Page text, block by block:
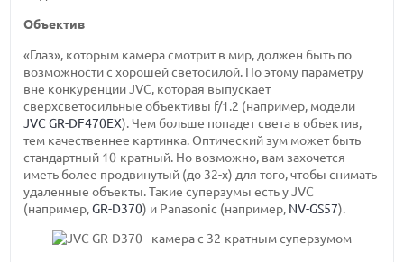
Объектив
«Глаз», которым камера смотрит в мир, должен быть по
возможности с хорошей светосилой. По этому параметру
вне конкуренции JVC, которая выпускает
сверхсветосильные объективы f/1.2 (например, модели
JVC GR-DF470EX). Чем больше попадет света в объектив,
тем качественнее картинка. Оптический зум может быть
стандартный 10-кратный. Но возможно, вам захочется
иметь более продвинутый (до 32-х) для того, чтобы снимать
удаленные объекты. Такие суперзумы есть у JVC
(например,GR-D370) и Panasonic (например, NV-GS57).